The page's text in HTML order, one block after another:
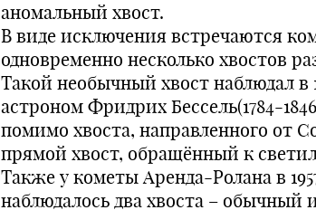
аномальный хвост.
В виде исключения встречаются
одновременно несколько хвостов
Такой необычный хвост наблюдал в
астроном Фридрих Бессель(1784-
помимо хвоста, направленного от
прямой хвост, обращённый к
Также у кометы Аренда-Ролана в
наблюдалось два хвоста – обычный